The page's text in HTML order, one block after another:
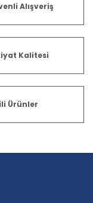
Alışveriş
Kalitesi
Ürünler